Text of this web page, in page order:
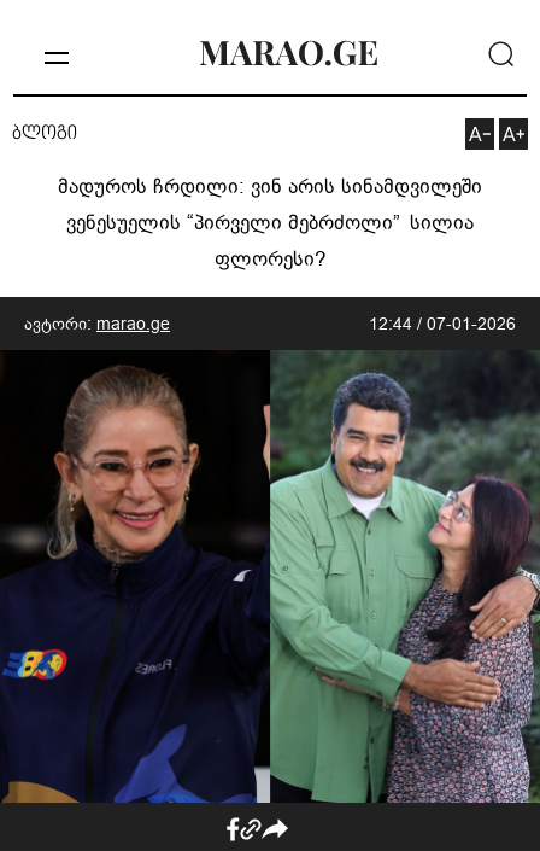
ბლოგი
მადუროს ჩრდილი: ვინ არის სინამდვილეში
ვენესუელის “პირველი მებრძოლი” სილია
ფლორესი?
ავტორი: marao.ge 12:44 / 07-01-2026